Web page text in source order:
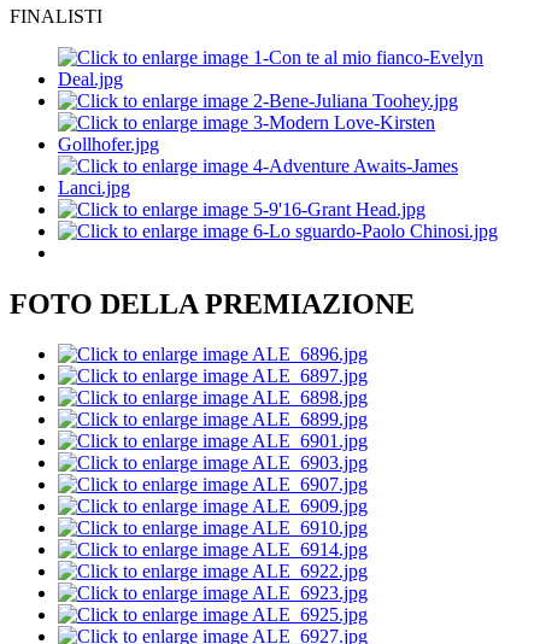
FINALISTI
FOTO DELLA PREMIAZIONE